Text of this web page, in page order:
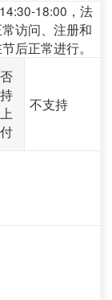
18:00，法
访问、注册和
后正常进行。
不支持